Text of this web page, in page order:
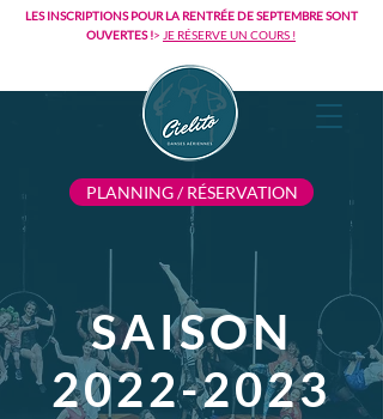
PLANNING / RÉSERVATION
LES INSCRIPTIONS POUR LA RENTRÉE DE SEPTEMBRE SONT
OUVERTES !> JE RÉSERVE UN COURS !
SAISON
2022-2023